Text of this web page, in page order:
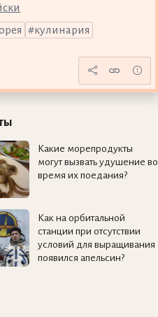
кулинария
Какие морепродукты
могут вызвать удушение во
время их поедания?
Как на орбитальной
станции при отсутствии
условий для выращивания
появился апельсин?